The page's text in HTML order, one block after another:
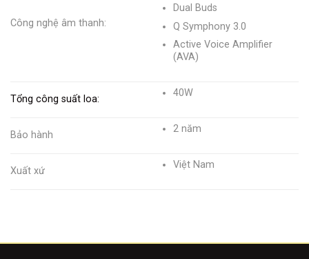
Công nghệ âm thanh:
Dual Buds
Q Symphony 3.0
Active Voice Amplifier
(AVA)
Tổng công suất loa:
40W
Bảo hành
2 năm
Xuất xứ
Việt Nam